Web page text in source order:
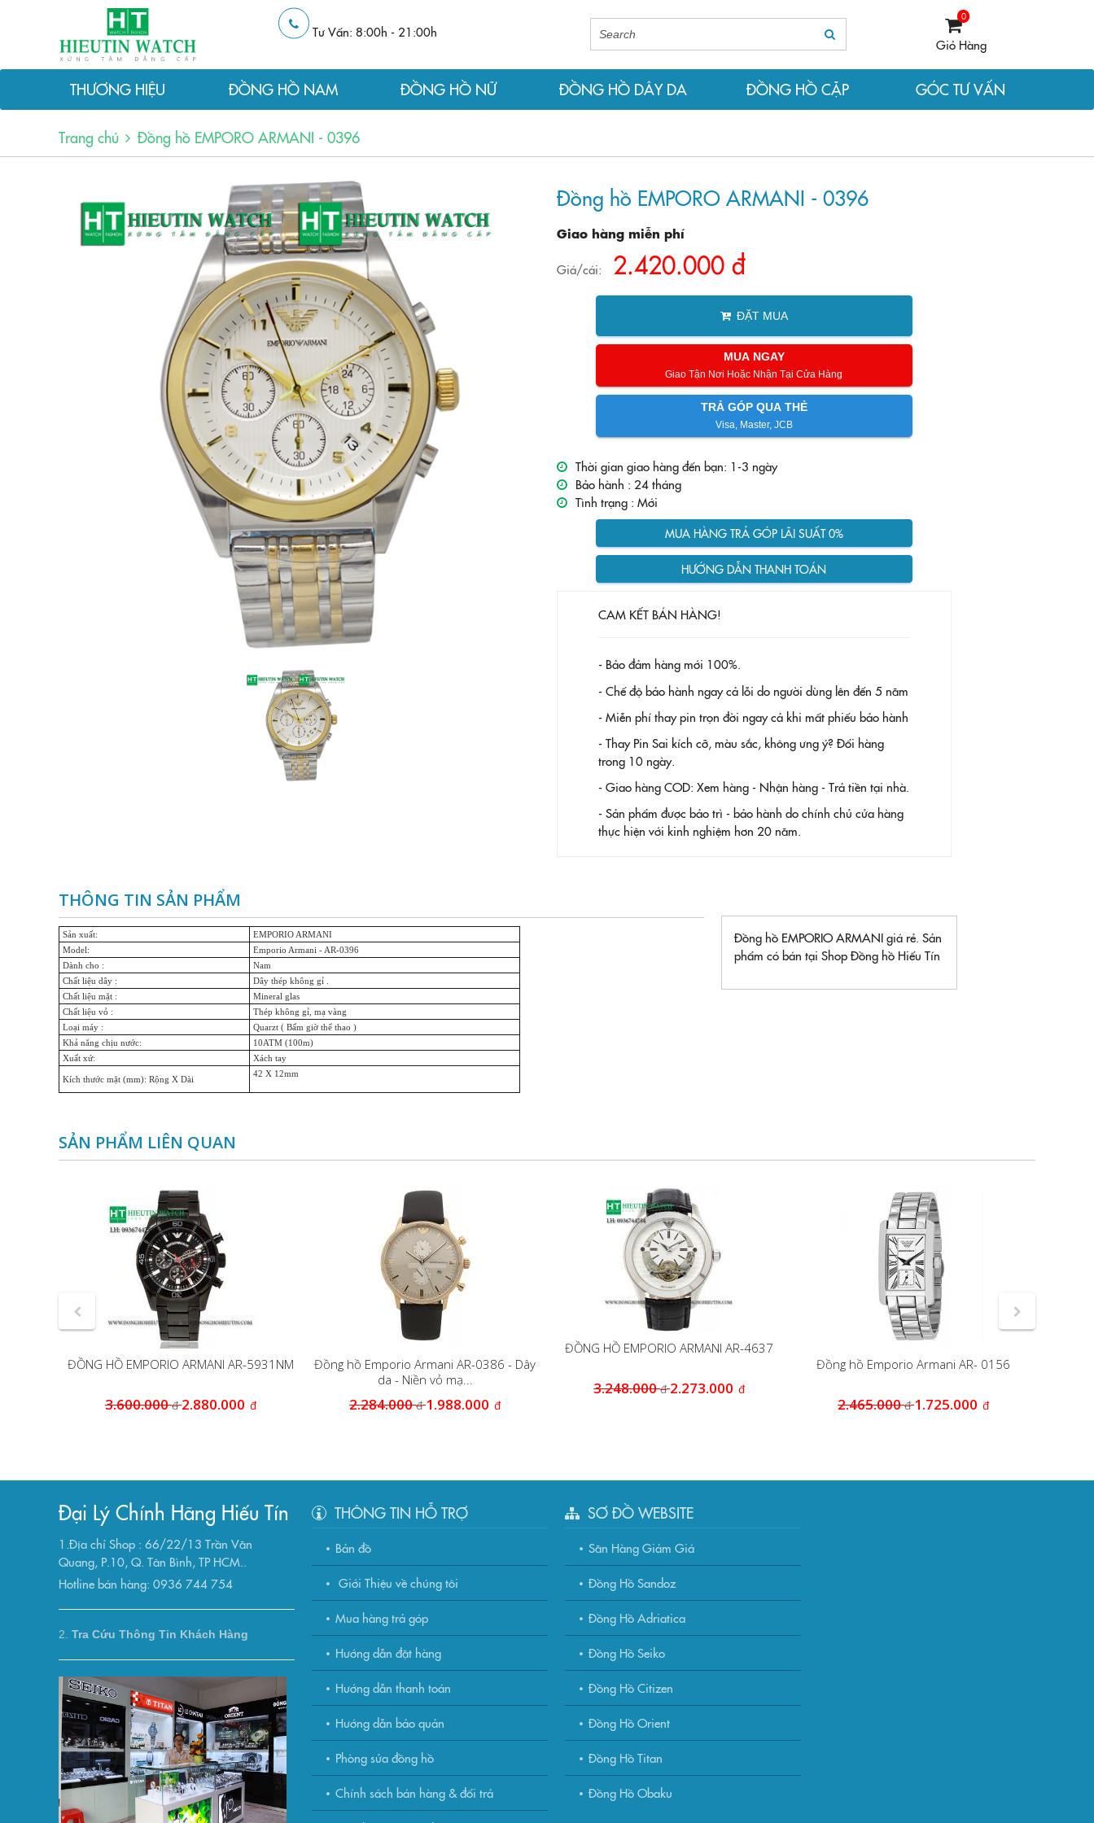
Tư Vấn: 8:00h - 21:00h
0
Giỏ Hàng
THƯƠNG HIỆU ĐỒNG HỒ NAM ĐỒNG HỒ NỮ ĐỒNG HỒ DÂY DA ĐỒNG HỒ CẶP GÓC TƯ VẤN
Trang chủ Đồng hồ EMPORO ARMANI - 0396
Đồng hồ EMPORO ARMANI - 0396
Giao hàng miễn phí
Giá/cái: 2.420.000 đ
ĐẶT MUA
MUA NGAY
Giao Tận Nơi Hoặc Nhận Tại Cửa Hàng
TRẢ GÓP QUA THẺ
Visa, Master, JCB
Thời gian giao hàng đến bạn: 1-3 ngày
Bảo hành : 24 tháng
Tình trạng : Mới
MUA HÀNG TRẢ GÓP LÃI SUẤT 0%
HƯỚNG DẪN THANH TOÁN
CAM KẾT BÁN HÀNG!
- Bảo đảm hàng mới 100%.
- Chế độ bảo hành ngay cả lỗi do người dùng lên đến 5 năm
- Miễn phí thay pin trọn đời ngay cả khi mất phiếu bảo hành
- Thay Pin Sai kích cỡ, màu sắc, không ưng ý? Đổi hàng
trong 10 ngày.
- Giao hàng COD: Xem hàng - Nhận hàng - Trả tiền tại nhà.
- Sản phẩm được bảo trì - bảo hành do chính chủ cửa hàng
thực hiện với kinh nghiệm hơn 20 năm.
THÔNG TIN SẢN PHẨM
Sản xuất:
EMPORIO ARMANI
Model:
Emporio Armani - AR-0396
Dành cho :
Nam
Chất liệu dây :
Dây thép không gỉ .
Chất liệu mặt :
Mineral glas
Chất liệu vỏ :
Thép không gỉ, mạ vàng
Loại máy :
Quarzt ( Bấm giờ thể thao )
Khả năng chịu nước:
10ATM (100m)
Xuất xứ:
Xách tay
Kích thước mặt (mm): Rộng X Dài
42 X 12mm
Đồng hồ EMPORIO ARMANI giá rẻ. Sản
phẩm có bán tại Shop Đồng hồ Hiếu Tín
SẢN PHẨM LIÊN QUAN
ĐỒNG HỒ EMPORIO ARMANI AR-5931NM
3.600.000đ 2.880.000 đ
Đồng hồ Emporio Armani AR-0386 - Dây
da - Niền vỏ mạ...
2.284.000đ 1.988.000 đ
ĐỒNG HỒ EMPORIO ARMANI AR-4637
3.248.000đ 2.273.000 đ
Đồng hồ Emporio Armani AR- 0156
2.465.000đ 1.725.000 đ
Đại Lý Chính Hãng Hiếu Tín
1.Địa chỉ Shop : 66/22/13 Trần Văn
Quang, P.10, Q. Tân Bình, TP HCM..
Hotline bán hàng: 0936 744 754
2. Tra Cứu Thông Tin Khách Hàng
THÔNG TIN HỖ TRỢ
Bản đồ
Giới Thiệu về chúng tôi
Mua hàng trả góp
Hướng dẫn đặt hàng
Hướng dẫn thanh toán
Hướng dẫn bảo quản
Phòng sửa đồng hồ
Chính sách bán hàng & đổi trả
SƠ ĐỒ WEBSITE
Săn Hàng Giảm Giá
Đồng Hồ Sandoz
Đồng Hồ Adriatica
Đồng Hồ Seiko
Đồng Hồ Citizen
Đồng Hồ Orient
Đồng Hồ Titan
Đồng Hồ Obaku